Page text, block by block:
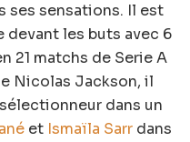
ses sensations. Il est
devant les buts avec 6
21 matchs de Serie A
Nicolas Jackson, il
dans un
et Ismaïla Sarr dans